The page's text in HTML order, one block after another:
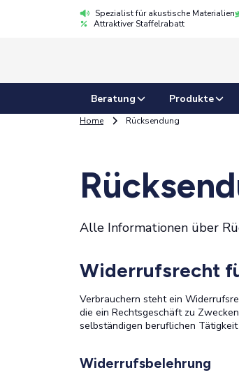
Spezialist für akustische Materialien
Attraktiver Staffelrabatt
Beratung Produkte
Home Rücksendung
Alle Informationen über
Widerrufsrecht
Verbrauchern steht ein
die ein Rechtsgeschäft zu
selbständigen beruflichen
Widerrufsbelehrung